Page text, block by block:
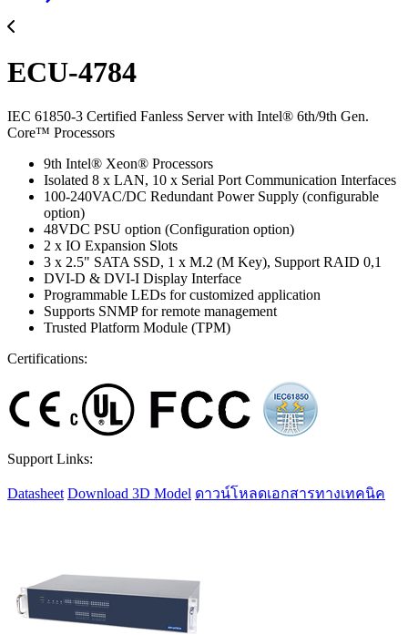
ECU-4784
IEC 61850-3 Certified Fanless Server with Intel® 6th/9th Gen.
Core™ Processors
9th Intel® Xeon® Processors
Isolated 8 x LAN, 10 x Serial Port Communication Interfaces
100-240VAC/DC Redundant Power Supply (configurable
option)
48VDC PSU option (Configuration option)
2 x IO Expansion Slots
3 x 2.5" SATA SSD, 1 x M.2 (M Key), Support RAID 0,1
DVI-D & DVI-I Display Interface
Programmable LEDs for customized application
Supports SNMP for remote management
Trusted Platform Module (TPM)
Certifications:
Support Links:
Datasheet Download 3D Model ดาวน์โหลดเอกสารทางเทคนิค